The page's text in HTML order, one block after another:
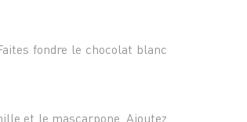
fondre le chocolat blanc
et le mascarpone. Ajoutez